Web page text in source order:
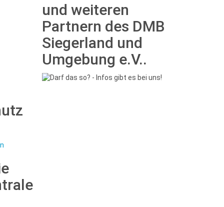
und weiteren
Partnern des DMB
Siegerland und
Umgebung e.V..